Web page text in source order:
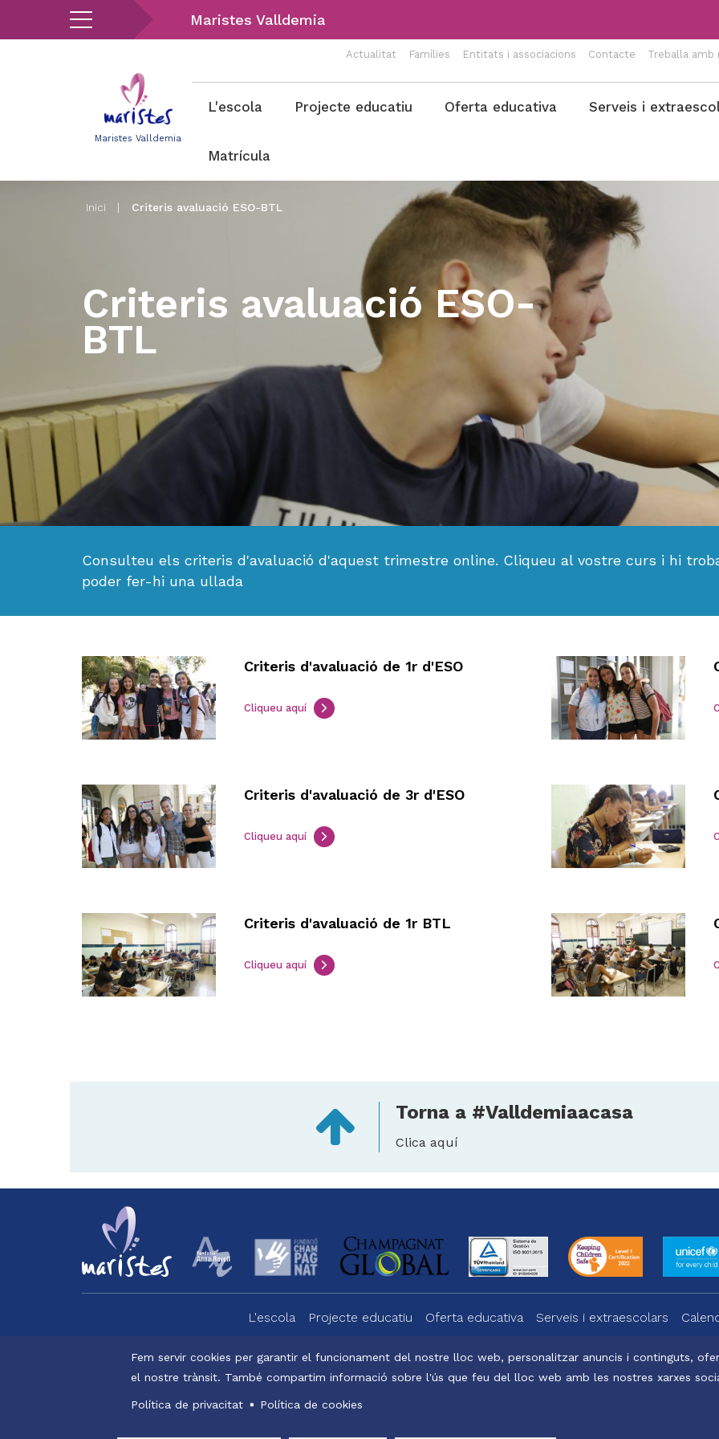
Maristes Valldemia
Maristes Valldemia
Actualitat Famílies Entitats i associacions Contacte Treballa amb
Menu
L'escola Projecte educatiu Oferta educativa Serveis i
Matrícula
Inici | Criteris avaluació ESO-BTL
Criteris avaluació ESO-
BTL
Consulteu els criteris d'avaluació d'aquest trimestre online. Cliqueu al vostre curs i hi
poder fer-hi una ullada
Criteris d'avaluació de 1r d'ESO
Cliqueu aquí
Criteris d'avaluació de 3r d'ESO
Cliqueu aquí
Criteris d'avaluació de 1r BTL
Cliqueu aquí
Torna a #Valldemiaacasa
Clica aquí
Fem servir cookies per garantir el funcionament del nostre lloc web, personalitzar anuncis i continguts,
el nostre trànsit. També compartim informació sobre l'ús que feu del lloc web amb les nostres xarxes
Política de privacitat Política de cookies
footer
valldemia
L'escola Projecte educatiu Oferta educativa Serveis i extraescolars
Alexia
Office 365
Menu
legals